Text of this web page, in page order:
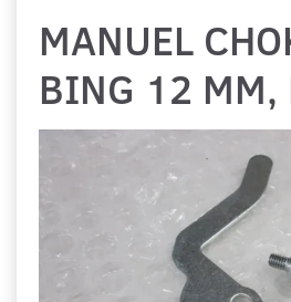
MANUEL
BING 12 MM,